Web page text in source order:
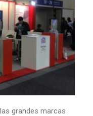
grandes marcas